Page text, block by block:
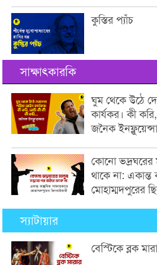
কুস্তির প্যাঁচ
সাক্ষাৎকারকি
ঘুম থেকে উঠে
কার্যকর। কী
জনৈক
কোনো ভদ্রঘরের
থাকে না: একান্ত
মোহাম্মদপুরের
স্যাটায়ার
বেস্টিকে ব্লক